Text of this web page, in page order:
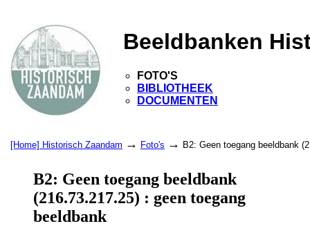
Beeldbanken
FOTO'S
BIBLIOTHEEK
DOCUMENTEN
[Home] Historisch Zaandam → Foto's → B2: Geen toegang beeldbank
B2: Geen toegang beeldbank
(216.73.217.25) : geen toegang
beeldbank